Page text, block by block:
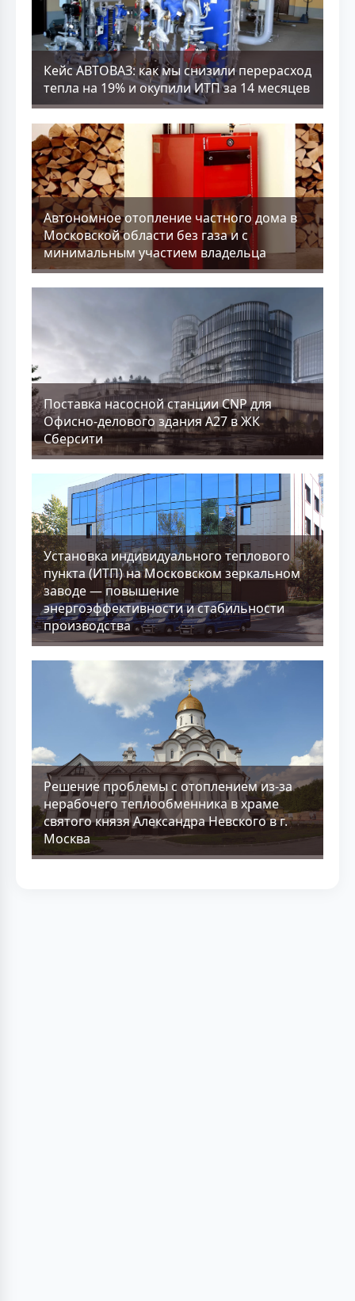
Кейс АВТОВАЗ: как мы снизили перерасход
тепла на 19% и окупили ИТП за 14 месяцев
Aвтономное отопление частного дома в
Московской области без газа и с
минимальным участием владельца
Поставка насосной станции CNP для
Офисно-делового здания А27 в ЖК
Сберсити
Установка индивидуального теплового
пункта (ИТП) на Московском зеркальном
заводе — повышение
энергоэффективности и стабильности
производства
Решение проблемы с отоплением из-за
нерабочего теплообменника в храме
святого князя Александра Невского в г.
Москва